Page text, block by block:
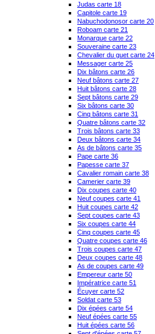
Judas carte 18
Capitole carte 19
Nabuchodonosor carte 20
Roboam carte 21
Monarque carte 22
Souveraine carte 23
Chevalier du guet carte 24
Messager carte 25
Dix bâtons carte 26
Neuf bâtons carte 27
Huit bâtons carte 28
Sept bâtons carte 29
Six bâtons carte 30
Cinq bâtons carte 31
Quatre bâtons carte 32
Trois bâtons carte 33
Deux bâtons carte 34
As de bâtons carte 35
Pape carte 36
Papesse carte 37
Cavalier romain carte 38
Camerier carte 39
Dix coupes carte 40
Neuf coupes carte 41
Huit coupes carte 42
Sept coupes carte 43
Six coupes carte 44
Cinq coupes carte 45
Quatre coupes carte 46
Trois coupes carte 47
Deux coupes carte 48
As de coupes carte 49
Empereur carte 50
Impératrice carte 51
Écuyer carte 52
Soldat carte 53
Dix épées carte 54
Neuf épées carte 55
Huit épées carte 56